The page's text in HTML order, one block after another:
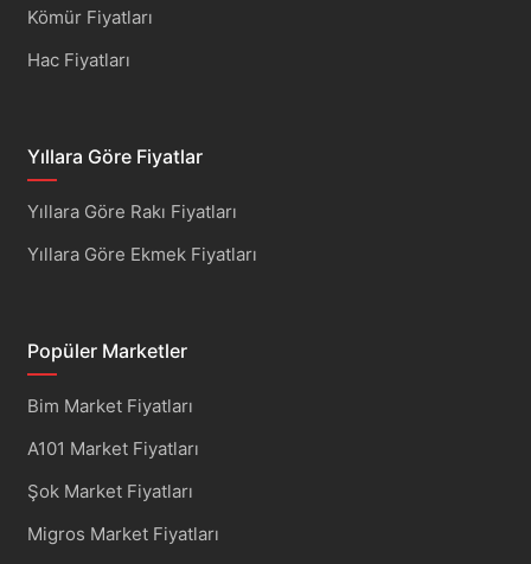
Kömür Fiyatları
Hac Fiyatları
Yıllara Göre Fiyatlar
Yıllara Göre Rakı Fiyatları
Yıllara Göre Ekmek Fiyatları
Popüler Marketler
Bim Market Fiyatları
A101 Market Fiyatları
Şok Market Fiyatları
Migros Market Fiyatları